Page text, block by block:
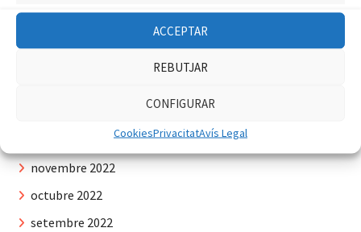
ACCEPTAR
REBUTJAR
CONFIGURAR
CookiesPrivacitatAvís Legal
novembre 2022
octubre 2022
setembre 2022